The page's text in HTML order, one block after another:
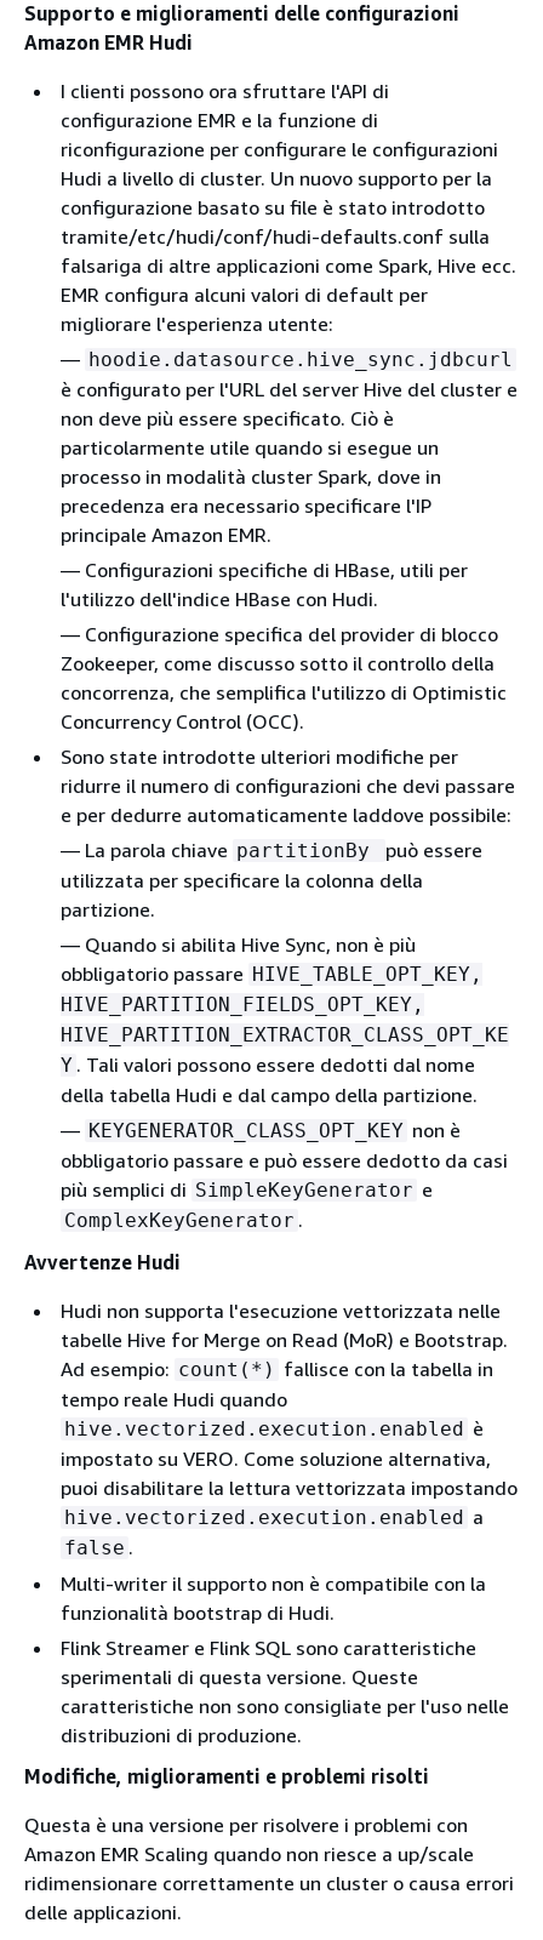
Supporto e miglioramenti delle configurazioni
Amazon EMR Hudi
I clienti possono ora sfruttare l'API di
configurazione EMR e la funzione di
riconfigurazione per configurare le configurazioni
Hudi a livello di cluster. Un nuovo supporto per la
configurazione basato su file è stato introdotto
tramite/etc/hudi/conf/hudi-defaults.conf sulla
falsariga di altre applicazioni come Spark, Hive ecc.
EMR configura alcuni valori di default per
migliorare l'esperienza utente:
— hoodie.datasource.hive_sync.jdbcurl
è configurato per l'URL del server Hive del cluster e
non deve più essere specificato. Ciò è
particolarmente utile quando si esegue un
processo in modalità cluster Spark, dove in
precedenza era necessario specificare l'IP
principale Amazon EMR.
— Configurazioni specifiche di HBase, utili per
l'utilizzo dell'indice HBase con Hudi.
— Configurazione specifica del provider di blocco
Zookeeper, come discusso sotto il controllo della
concorrenza, che semplifica l'utilizzo di Optimistic
Concurrency Control (OCC).
Sono state introdotte ulteriori modifiche per
ridurre il numero di configurazioni che devi passare
e per dedurre automaticamente laddove possibile:
— La parola chiave partitionBy
può essere
utilizzata per specificare la colonna della
partizione.
— Quando si abilita Hive Sync, non è più
obbligatorio passare HIVE_TABLE_OPT_KEY,
HIVE_PARTITION_FIELDS_OPT_KEY,
HIVE_PARTITION_EXTRACTOR_CLASS_OPT_KE
Y . Tali valori possono essere dedotti dal nome
della tabella Hudi e dal campo della partizione.
— KEYGENERATOR_CLASS_OPT_KEY non è
obbligatorio passare e può essere dedotto da casi
più semplici di SimpleKeyGenerator e
ComplexKeyGenerator .
Avvertenze Hudi
Hudi non supporta l'esecuzione vettorizzata nelle
tabelle Hive for Merge on Read (MoR) e Bootstrap.
Ad esempio: count(*) fallisce con la tabella in
tempo reale Hudi quando
hive.vectorized.execution.enabled è
impostato su VERO. Come soluzione alternativa,
puoi disabilitare la lettura vettorizzata impostando
hive.vectorized.execution.enabled a
false .
Multi-writer il supporto non è compatibile con la
funzionalità bootstrap di Hudi.
Flink Streamer e Flink SQL sono caratteristiche
sperimentali di questa versione. Queste
caratteristiche non sono consigliate per l'uso nelle
distribuzioni di produzione.
Modifiche, miglioramenti e problemi risolti
Questa è una versione per risolvere i problemi con
Amazon EMR Scaling quando non riesce a up/scale
ridimensionare correttamente un cluster o causa errori
delle applicazioni.